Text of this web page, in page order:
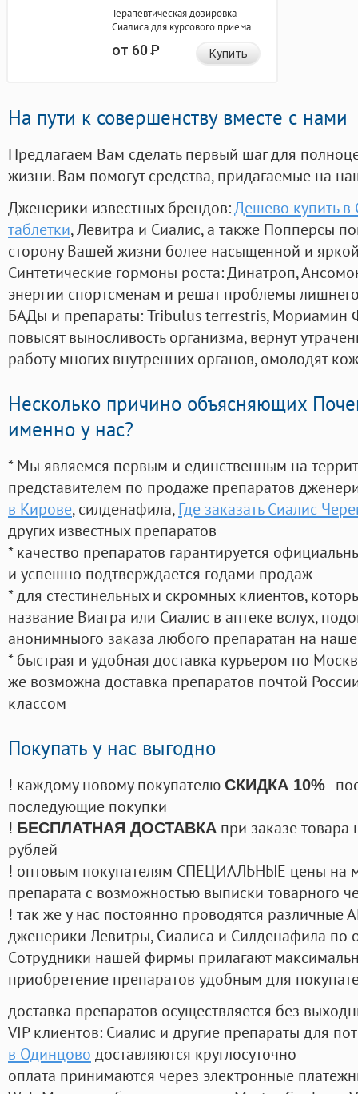
Терапевтическая дозировка
Сиалиса для курсового приема
от 60Р Купить
На пути к совершенству вместе с нами
Предлагаем Вам сделать первый шаг для
жизни. Вам помогут средства, придагаемые на
Дженерики известных брендов:Дешево купить в
таблетки, Левитра и Сиалис, а также Попперсы
сторону Вашей жизни более насыщенной и
Синтетические гормоны роста: Динатроп,
энергии спортсменам и решат проблемы
БАДы и препараты:Tribulus terrestris, Мориамин
повысят выносливость организма, вернут
работу многих внутренних органов, омолодят
Несколько причино объясняющих
именно у нас?
* Мы являемся первым и единственным на
представителем по продаже препаратов
в Кирове, силденафила, Где заказать Сиалис
других известных препаратов
* качество препаратов гарантируется
и успешно подтверждается годами продаж
* для стестинельных и скромных клиентов,
название Виагра или Сиалис в аптеке вслух,
анонимныого заказа любого препаратан на
* быстрая и удобная доставка курьером по
же возможна доставка препаратов почтой
классом
Покупать у нас выгодно
! каждому новому покупателю СКИДКА 10%-
последующие покупки
! БЕСПЛАТНАЯ ДОСТАВКА при заказе
рублей
! оптовым покупателям СПЕЦИАЛЬНЫЕ цены на
препарата с возможностью выписки товарного
! так же у нас постоянно проводятся
дженерики Левитры, Сиалиса и Силденафила по
Cотрудники нашей фирмы прилагают
приобретение препаратов удобным для
доставка препаратов осуществляется без
VIP клиентов: Сиалис и другие препараты для
в Одинцово доставляются круглосуточно
оплата принимаются через электронные